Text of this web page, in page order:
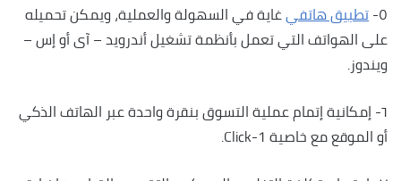
٥- تطبيق هاتفيغاية في السهولة والعملية، ويمكن تحميله
على الهواتف التي تعمل بأنظمة تشغيل أندرويد – آى أو إس –
ويندوز.
٦- إمكانية إتمام عملية التسوق بنقرة واحدة عبر الهاتف الذكي
أو الموقع مع خاصية 1-Click.